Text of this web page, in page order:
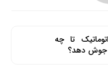
تا چه
جوش دهد؟